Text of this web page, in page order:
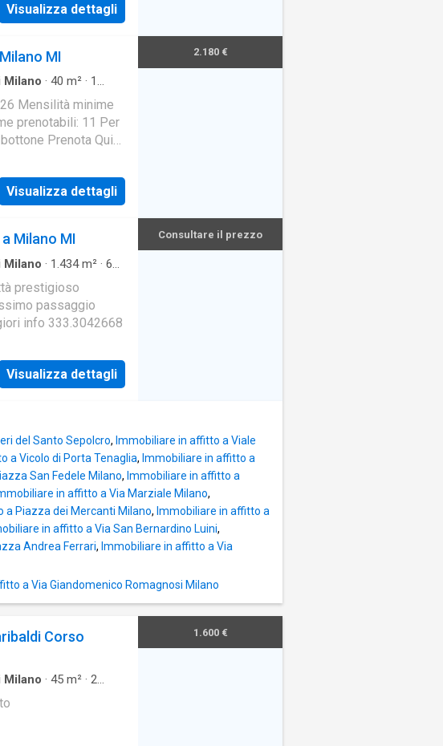
Visualizza dettagli
MI
Milano · 40 m² · 1
Mensilità minime
prenotabili: 11 Per
Prenota Qui
Visualizza dettagli
2.180 €
Milano MI
Milano · 1.434m² · 6
prestigioso
passaggio
info 333.3042668
Visualizza dettagli
Consultare il prezzo
del Santo Sepolcro, Immobiliare in affitto a Viale
a Vicolo di Porta Tenaglia, Immobiliare in affitto a
San Fedele Milano, Immobiliare in affitto a
in affitto a Via Marziale Milano,
a Piazza dei Mercanti Milano, Immobiliare in affitto a
in affitto a Via San Bernardino Luini,
Andrea Ferrari, Immobiliare in affitto a Via
a Via Giandomenico Romagnosi Milano
Corso
Milano · 45 m² · 2
1.600 €